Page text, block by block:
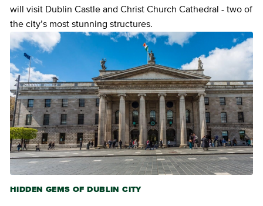
will visit Dublin Castle and Christ Church Cathedral - two of
the city’s most stunning structures.
HIDDEN GEMS OF DUBLIN CITY